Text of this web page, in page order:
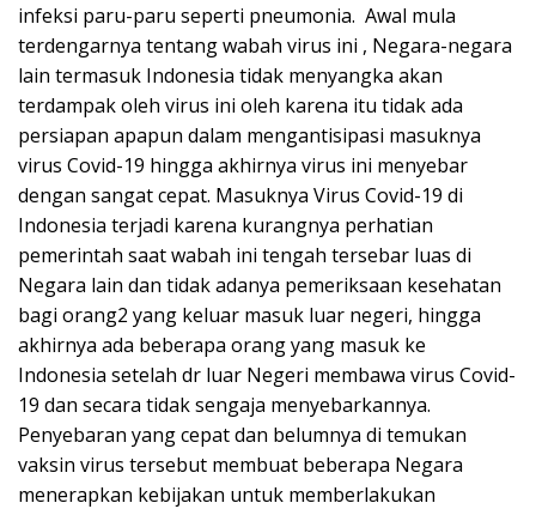
infeksi paru-paru seperti pneumonia. Awal mula
terdengarnya tentang wabah virus ini , Negara-negara
lain termasuk Indonesia tidak menyangka akan
terdampak oleh virus ini oleh karena itu tidak ada
persiapan apapun dalam mengantisipasi masuknya
virus Covid-19 hingga akhirnya virus ini menyebar
dengan sangat cepat. Masuknya Virus Covid-19 di
Indonesia terjadi karena kurangnya perhatian
pemerintah saat wabah ini tengah tersebar luas di
Negara lain dan tidak adanya pemeriksaan kesehatan
bagi orang2 yang keluar masuk luar negeri, hingga
akhirnya ada beberapa orang yang masuk ke
Indonesia setelah dr luar Negeri membawa virus Covid-
19 dan secara tidak sengaja menyebarkannya.
Penyebaran yang cepat dan belumnya di temukan
vaksin virus tersebut membuat beberapa Negara
menerapkan kebijakan untuk memberlakukan